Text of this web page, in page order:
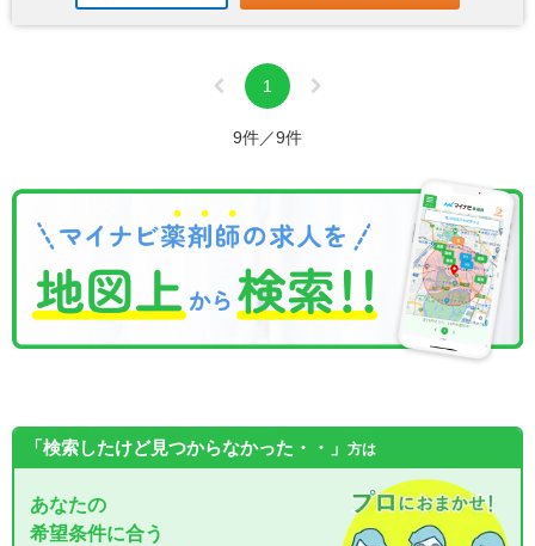
1
9件／9件
「検索したけど見つからなかった・・」 方は
あなたの
希望条件に合う